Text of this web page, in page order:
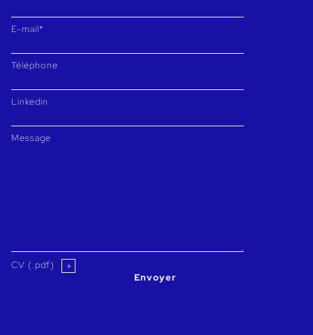
E-mail*
Téléphone
Linkedin
Message
CV (.pdf)
Envoyer